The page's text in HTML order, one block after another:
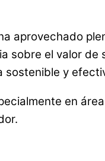
aprovechado
sobre el valor de
sostenible y
en